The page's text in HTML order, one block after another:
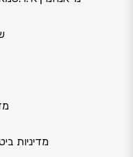
מדיניות